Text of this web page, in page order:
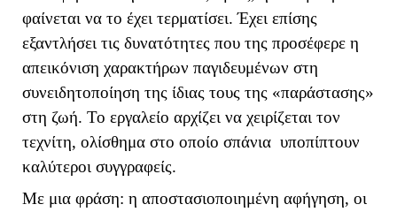
φαίνεται να το έχει τερματίσει. Έχει επίσης
εξαντλήσει τις δυνατότητες που της προσέφερε η
απεικόνιση χαρακτήρων παγιδευμένων στη
συνειδητοποίηση της ίδιας τους της «παράστασης»
στη ζωή. Το εργαλείο αρχίζει να χειρίζεται τον
τεχνίτη, ολίσθημα στο οποίο σπάνια υποπίπτουν
καλύτεροι συγγραφείς.
Με μια φράση: η αποστασιοποιημένη αφήγηση, οι